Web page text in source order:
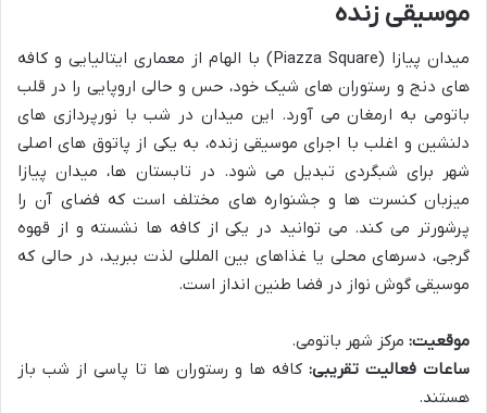
موسیقی زنده
میدان پیازا (Piazza Square) با الهام از معماری ایتالیایی و کافه
های دنج و رستوران های شیک خود، حس و حالی اروپایی را در قلب
باتومی به ارمغان می آورد. این میدان در شب با نورپردازی های
دلنشین و اغلب با اجرای موسیقی زنده، به یکی از پاتوق های اصلی
شهر برای شبگردی تبدیل می شود. در تابستان ها، میدان پیازا
میزبان کنسرت ها و جشنواره های مختلف است که فضای آن را
پرشورتر می کند. می توانید در یکی از کافه ها نشسته و از قهوه
گرجی، دسرهای محلی یا غذاهای بین المللی لذت ببرید، در حالی که
موسیقی گوش نواز در فضا طنین انداز است.
موقعیت: مرکز شهر باتومی.
ساعات فعالیت تقریبی:کافه ها و رستوران ها تا پاسی از شب باز
هستند.